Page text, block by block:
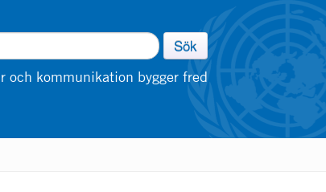
Sök
kommunikation bygger fred